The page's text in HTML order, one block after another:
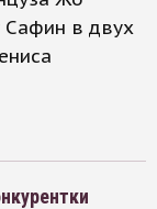
Сафин в двух